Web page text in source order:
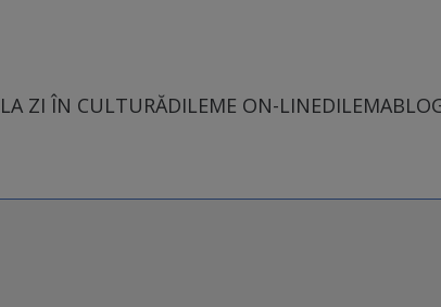
LA ZI ÎN CULTURĂDILEME ON-LINE